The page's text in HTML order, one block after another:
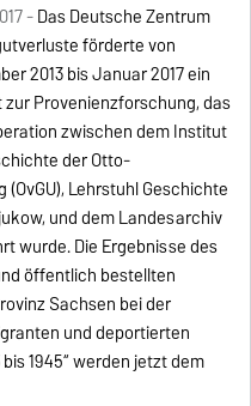
-Das Deutsche Zentrum
förderte von
2013 bis Januar 2017 ein
zur Provenienzforschung, das
zwischen dem Institut
der Otto-
Lehrstuhl Geschichte
und dem Landesarchiv
wurde. Die Ergebnisse des
öffentlich bestellten
Sachsen bei der
und deportierten
1945“ werden jetzt dem